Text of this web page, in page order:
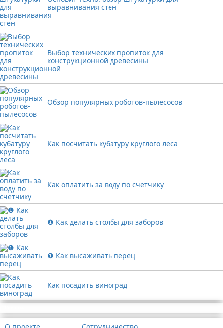
выравнивания стен
Выбор технических пропиток для
конструкционной древесины
Обзор популярных роботов-пылесосов
Как посчитать кубатуру круглого леса
Как оплатить за воду по счетчику
❶ Как делать столбы для заборов
❶ Как высаживать перец
Как посадить виноград